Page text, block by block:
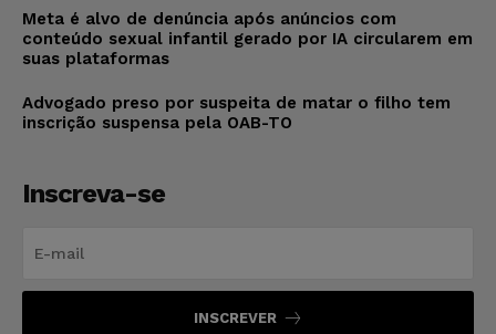
Meta é alvo de denúncia após anúncios com
conteúdo sexual infantil gerado por IA circularem em
suas plataformas
Advogado preso por suspeita de matar o filho tem
inscrição suspensa pela OAB-TO
Inscreva-se
INSCREVER